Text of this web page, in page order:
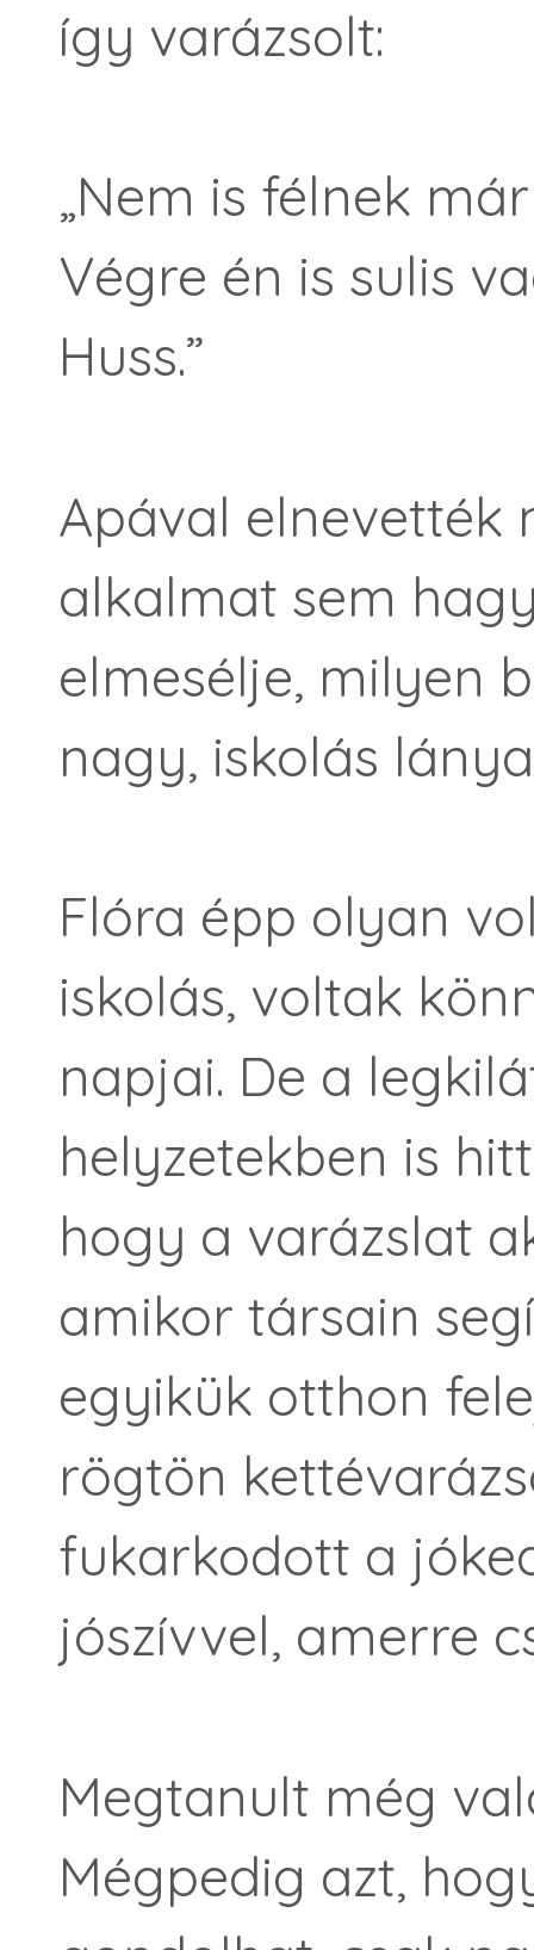
így varázsolt:
„Nem is félnek
Végre én is sulis
Huss.”
Apával elnevették
alkalmat sem
elmesélje, milyen
nagy, iskolás
Flóra épp olyan
iskolás, voltak
napjai. De a
helyzetekben is
hogy a varázslat
amikor társain
egyikük otthon
rögtön
fukarkodott a
jószívvel, amerre
Megtanult még
Mégpedig azt,